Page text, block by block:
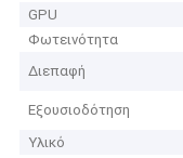
GPU
Φωτεινότητα
Διεπαφή
Εξουσιοδότηση
Υλικό